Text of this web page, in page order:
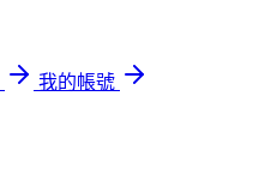
我的帳號